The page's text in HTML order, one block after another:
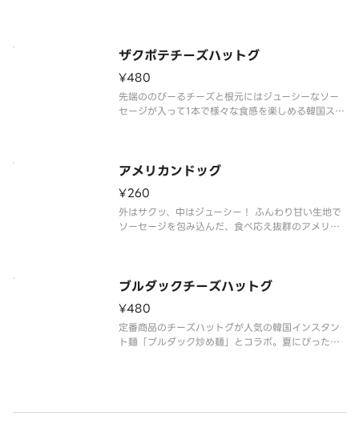
ザクポテチーズハットグ
¥480
先端ののびーるチーズと根元にはジューシーなソー
セージが入って1本で様々な食感を楽しめる韓国スナ
アメリカンドッグ
¥260
外はサクッ、中はジューシー！ ふんわり甘い生地で
ソーセージを包み込んだ、食べ応え抜群のアメリカ
ブルダックチーズハットグ
¥480
定番商品のチーズハットグが人気の韓国インスタン
ト麺「ブルダック炒め麺」とコラボ。夏にぴったり